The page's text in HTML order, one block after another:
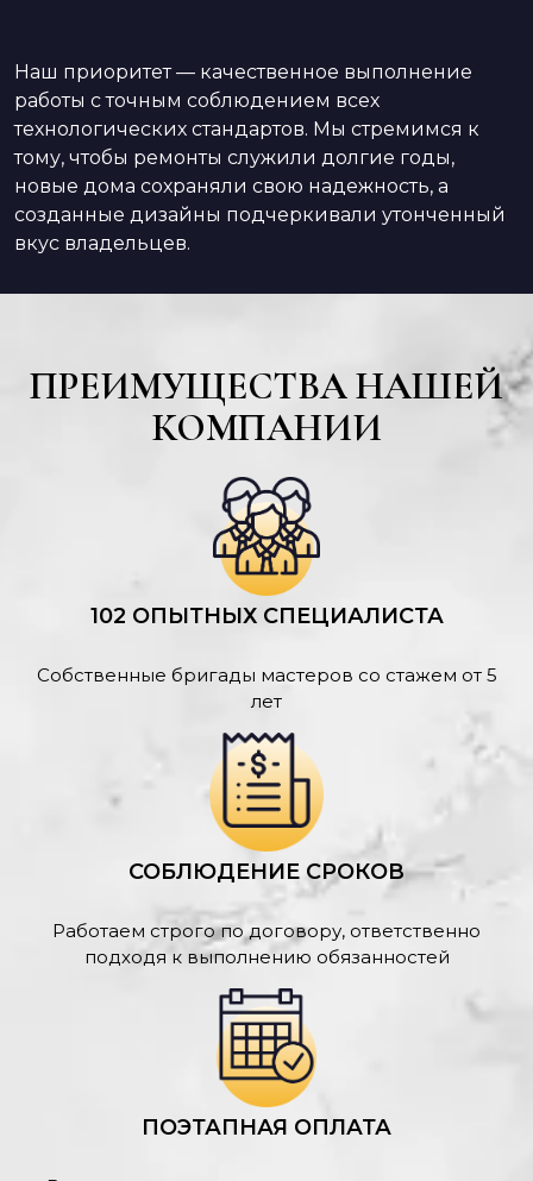
Наш приоритет — качественное выполнение
работы с точным соблюдением всех
технологических стандартов. Мы стремимся к
тому, чтобы ремонты служили долгие годы,
новые дома сохраняли свою надежность, а
созданные дизайны подчеркивали утонченный
вкус владельцев.
ПРЕИМУЩЕСТВА НАШЕЙ
КОМПАНИИ
102 ОПЫТНЫХ СПЕЦИАЛИСТА
Собственные бригады мастеров со стажем от 5
лет
СОБЛЮДЕНИЕ СРОКОВ
Работаем строго по договору, ответственно
подходя к выполнению обязанностей
ПОЭТАПНАЯ ОПЛАТА